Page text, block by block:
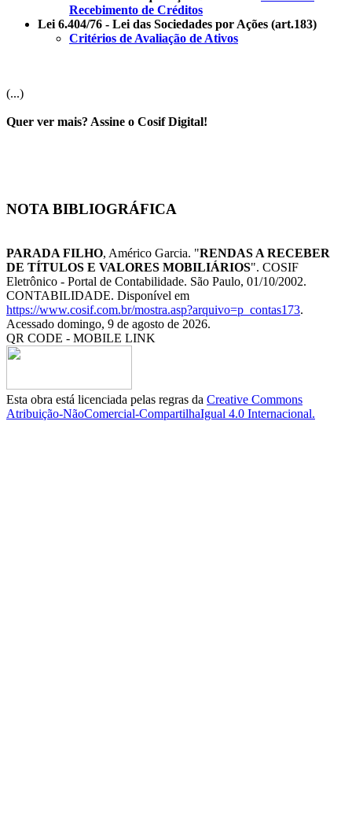
Recebimento de Créditos
Lei 6.404/76 - Lei das Sociedades por Ações (art.183)
Critérios de Avaliação de Ativos
(...)
Quer ver mais? Assine o Cosif Digital!
NOTA BIBLIOGRÁFICA
PARADA FILHO, Américo Garcia. "RENDAS A RECEBER
DE TÍTULOS E VALORES MOBILIÁRIOS". COSIF
Eletrônico - Portal de Contabilidade. São Paulo, 01/10/2002.
CONTABILIDADE. Disponível em
https://www.cosif.com.br/mostra.asp?arquivo=p_contas173.
Acessado domingo, 9 de agosto de 2026.
QR CODE - MOBILE LINK
Esta obra está licenciada pelas regras da Creative Commons
Atribuição-NãoComercial-CompartilhaIgual 4.0 Internacional.